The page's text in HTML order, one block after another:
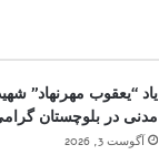
یاد “یعقوب مهرنهاد”
مدنی در بلوچستان
آگوست 3, 2026